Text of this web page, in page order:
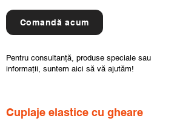
Comandă acum
Pentru consultanță, produse speciale sau
informații, suntem aici să vă ajutăm!
Cuplaje elastice cu gheare